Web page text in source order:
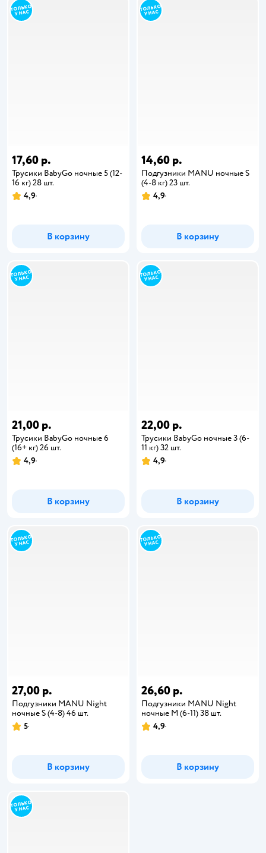
17,60 р.
Трусики BabyGo ночные 5 (12-
16 кг) 28 шт.
4,9
В корзину
14,60 р.
Подгузники MANU ночные S
(4-8 кг) 23 шт.
4,9
В корзину
21,00 р.
Трусики BabyGo ночные 6
(16+ кг) 26 шт.
4,9
В корзину
22,00 р.
Трусики BabyGo ночные 3 (6-
11 кг) 32 шт.
4,9
В корзину
27,00 р.
Подгузники MANU Night
ночные S (4-8) 46 шт.
5
В корзину
26,60 р.
Подгузники MANU Night
ночные M (6-11) 38 шт.
4,9
В корзину